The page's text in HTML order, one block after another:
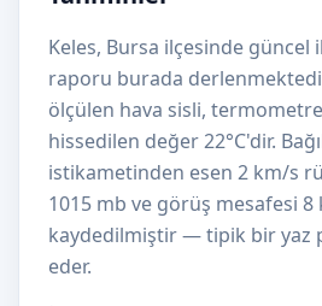
Keles, Bursa ilçesinde güncel
raporu burada
ölçülen hava sisli,
hissedilen değer 22°C'dir.
istikametinden esen 2 km/s
1015 mb ve görüş mesafesi 8
kaydedilmiştir — tipik bir yaz
eder.